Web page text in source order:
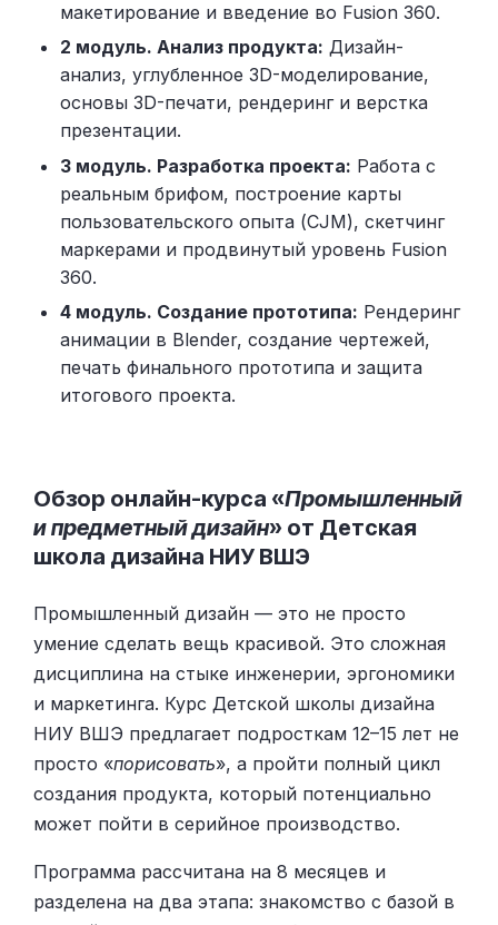
макетирование и введение во Fusion 360.
2 модуль. Анализ продукта: Дизайн-
анализ, углубленное 3D-моделирование,
основы 3D-печати, рендеринг и верстка
презентации.
3 модуль. Разработка проекта: Работа с
реальным брифом, построение карты
пользовательского опыта (CJM), скетчинг
маркерами и продвинутый уровень Fusion
360.
4 модуль. Создание прототипа: Рендеринг
анимации в Blender, создание чертежей,
печать финального прототипа и защита
итогового проекта.
Обзор онлайн-курса «Промышленный
и предметный дизайн» от Детская
школа дизайна НИУ ВШЭ
Промышленный дизайн — это не просто
умение сделать вещь красивой. Это сложная
дисциплина на стыке инженерии, эргономики
и маркетинга. Курс Детской школы дизайна
НИУ ВШЭ предлагает подросткам 12–15 лет не
просто «порисовать», а пройти полный цикл
создания продукта, который потенциально
может пойти в серийное производство.
Программа рассчитана на 8 месяцев и
разделена на два этапа: знакомство с базой в